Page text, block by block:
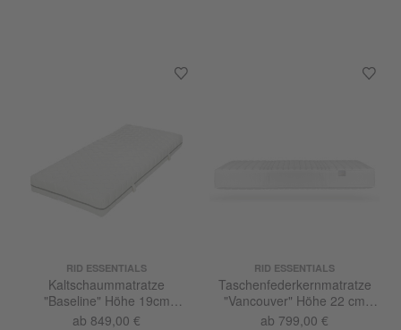
RID ESSENTIALS
Kaltschaummatratze
"Baseline" Höhe 19cm
medium
ab 849,00 €
RID ESSENTIALS
Taschenfederkernmatratze
"Vancouver" Höhe 22 cm
medium
ab 799,00 €